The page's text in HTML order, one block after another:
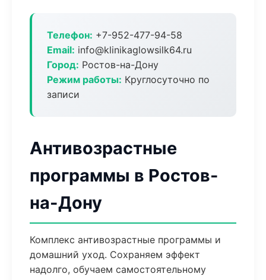
Телефон: +7-952-477-94-58
Email: info@klinikaglowsilk64.ru
Город: Ростов-на-Дону
Режим работы: Круглосуточно по
записи
Антивозрастные
программы в Ростов-
на-Дону
Комплекс антивозрастные программы и
домашний уход. Сохраняем эффект
надолго, обучаем самостоятельному